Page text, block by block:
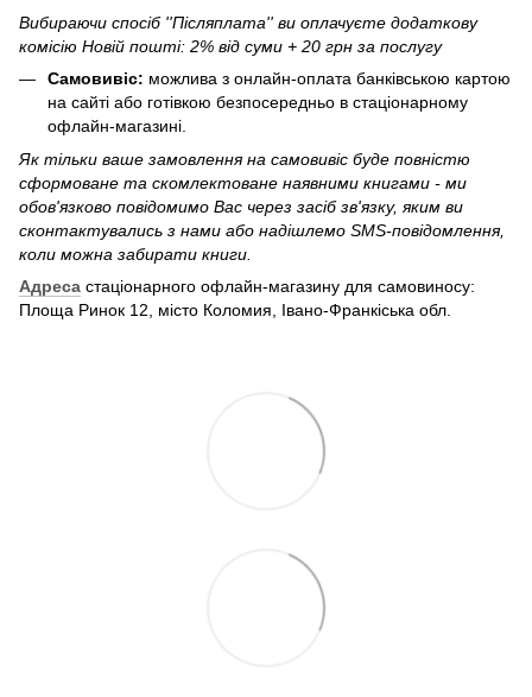
Вибираючи спосіб ''Післяплата'' ви оплачуєте додаткову
комісію Новій пошті: 2% від суми + 20 грн за послугу
Самовивіс: можлива з онлайн-оплата банківською картою
на сайті або готівкою безпосередньо в стаціонарному
офлайн-магазині.
Як тільки ваше замовлення на самовивіс буде повністю
сформоване та скомлектоване наявними книгами - ми
обов'язково повідомимо Вас через засіб зв'язку, яким ви
сконтактувались з нами або надішлемо SMS-повідомлення,
коли можна забирати книги.
Адреса стаціонарного офлайн-магазину для самовиносу:
Площа Ринок 12, місто Коломия, Івано-Франкіська обл.